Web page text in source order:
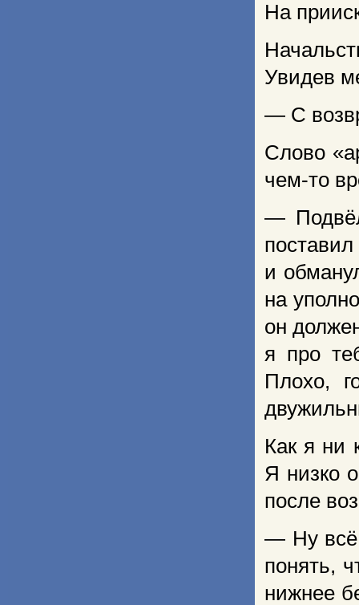
На
Увидев
— С
Слово
чем-то
—
и
на
он
я про
Плохо,
Как я ни
Я низко
после
— Ну всё
понять,
нижнее